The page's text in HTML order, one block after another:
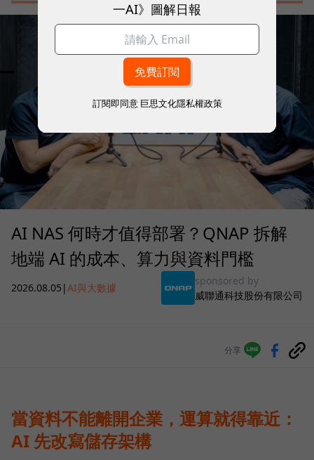
AI NAS 何時才值得部署？QNAP 拆解
地端 AI 的成本、算力與資料門檻
2026.08.05 |AI與大數據
sponsored by
威聯通科技股份有限公司
分享
當資料不能離開企業，運算就得靠近：
AI 先改寫儲存架構
一AI》圖解日報
訂閱即同意 巨思文化隱私權政策